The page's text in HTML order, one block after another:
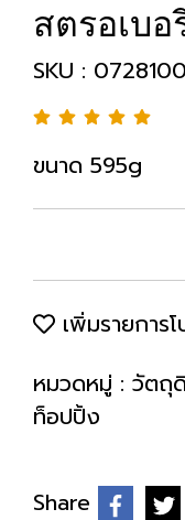
สตรอเบ
SKU :
ขนาด 595g
เพิ่มรายการ
หมวดหมู่ : วัตถุ
ท็อปปิ้ง
Share